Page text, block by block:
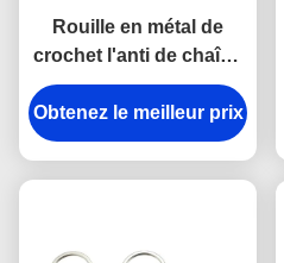
Rouille en métal de
crochet l'anti de chaîne
principale de rupture en
alliage de zinc de
support a gravé des
Obtenez le meilleur prix